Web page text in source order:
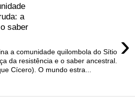
a
saber
›
a comunidade quilombola do Sítio
da resistência e o saber ancestral.
Cícero). O mundo estra...